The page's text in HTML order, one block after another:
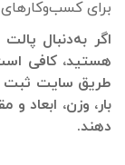
برای
اگر به‌دنبال
هستید، کافی
طریق سایت ثبت
بار، وزن، ابعاد
دهند.